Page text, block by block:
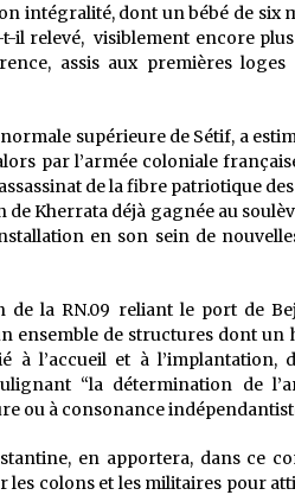
intégralité, dont un bébé de six
t-il relevé, visiblement encore
assis aux premières loges
supérieure de Sétif, a
par l’armée coloniale
de la fibre patriotique
Kherrata déjà gagnée au
en son sein de
de la RN.09 reliant le port de
ensemble de structures dont un
l’accueil et à l’implantation,
“la détermination de
ou à consonance
en apportera, dans ce
colons et les militaires pour